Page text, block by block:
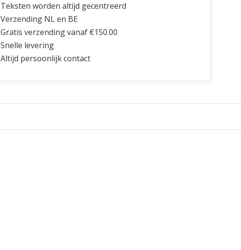
Teksten worden altijd gecentreerd
Verzending NL en BE
Gratis verzending vanaf €150.00
Snelle levering
Altijd persoonlijk contact